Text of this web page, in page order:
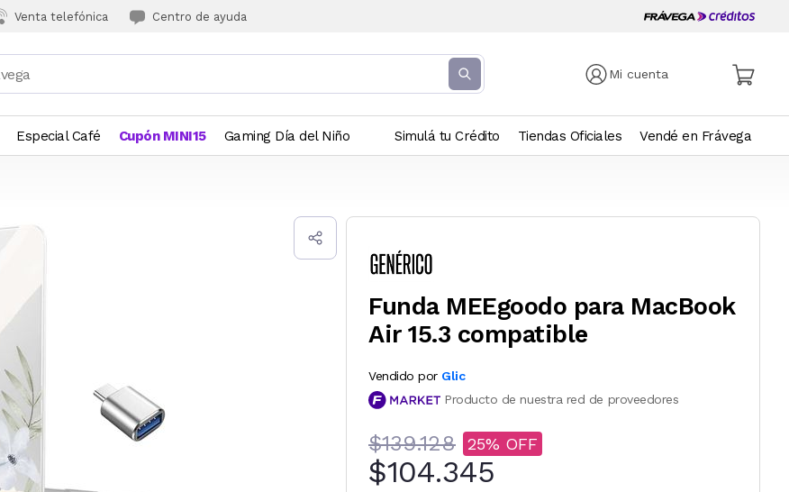
Venta telefónica Centro de ayuda
Mi cuenta
Especial Café Cupón MINI15 Gaming Día del Niño Simulá tu Crédito Tiendas Oficiales Vendé en Frávega
Funda MEEgoodo para MacBook
Air 15.3 compatible
Vendido por Glic
Producto de nuestra red de proveedores
$139.128 25
$104.345